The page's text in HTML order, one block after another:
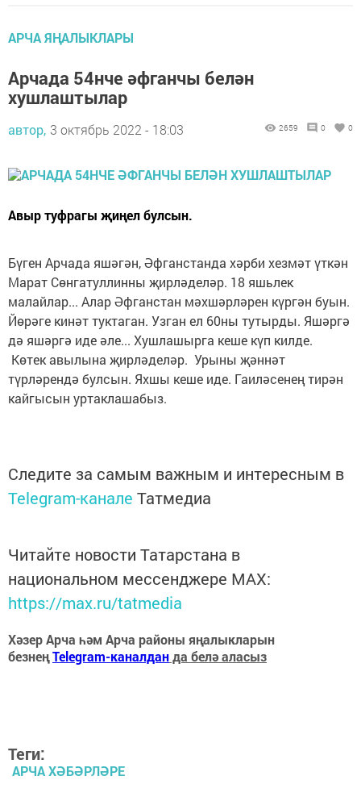
АРЧА ЯҢАЛЫКЛАРЫ
Арчада 54нче әфганчы белән
хушлаштылар
автор, 3 октябрь 2022 - 18:03 2659 0 0
Авыр туфрагы җиңел булсын.
Бүген Арчада яшәгән, Әфганстанда хәрби хезмәт үткән
Марат Сөнгатуллинны җирләделәр. 18 яшьлек
малайлар... Алар Әфганстан мәхшәрләрен күргән буын.
Йөрәге кинәт туктаган. Узган ел 60ны тутырды. Яшәргә
дә яшәргә иде әле... Хушлашырга кеше күп килде.
Көтек авылына җирләделәр. Урыны җәннәт
түрләрендә булсын. Яхшы кеше иде. Гаиләсенең тирән
кайгысын уртаклашабыз.
Следите за самым важным и интересным в
Telegram-канале Татмедиа
Читайте новости Татарстана в
национальном мессенджере MАХ:
https://max.ru/tatmedia
Хәзер Арча һәм Арча районы яңалыкларын
безнеңTelegram-каналданда белә аласыз
Теги:
АРЧА ХӘБӘРЛӘРЕ